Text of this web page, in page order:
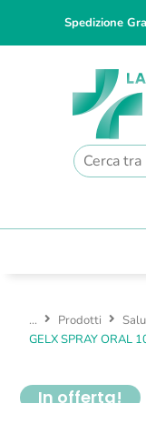
Spedizione
... Prodotti
GELX SPRAY ORAL
In offerta!